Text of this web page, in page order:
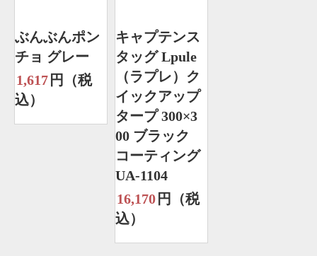
ぶんぶんポン
チョ グレー
1,617 円（税
込）
キャプテンス
タッグ Lpule
（ラプレ）ク
イックアップ
タープ 300×3
00 ブラック
コーティング
UA-1104
16,170 円（税
込）